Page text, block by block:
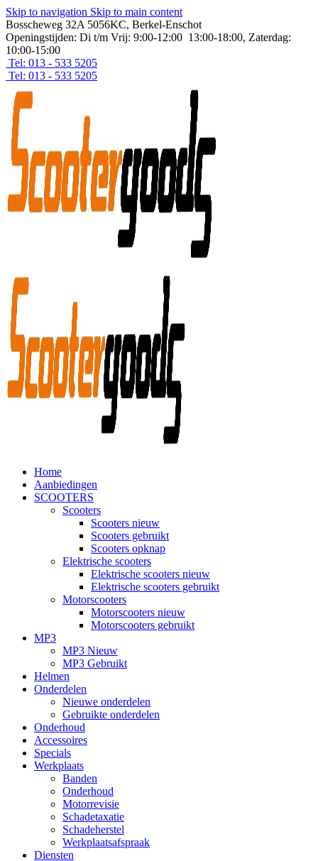
Skip to navigation Skip to main content
Bosscheweg 32A 5056KC, Berkel-Enschot
Openingstijden: Di t/m Vrij: 9:00-12:00 13:00-18:00, Zaterdag:
10:00-15:00
Tel: 013 - 533 5205
Tel: 013 - 533 5205
Home
Aanbiedingen
SCOOTERS
Scooters
Scooters nieuw
Scooters gebruikt
Scooters opknap
Elektrische scooters
Elektrische scooters nieuw
Elektrische scooters gebruikt
Motorscooters
Motorscooters nieuw
Motorscooters gebruikt
MP3
MP3 Nieuw
MP3 Gebruikt
Helmen
Onderdelen
Nieuwe onderdelen
Gebruikte onderdelen
Onderhoud
Accessoires
Specials
Werkplaats
Banden
Onderhoud
Motorrevisie
Schadetaxatie
Schadeherstel
Werkplaatsafspraak
Diensten